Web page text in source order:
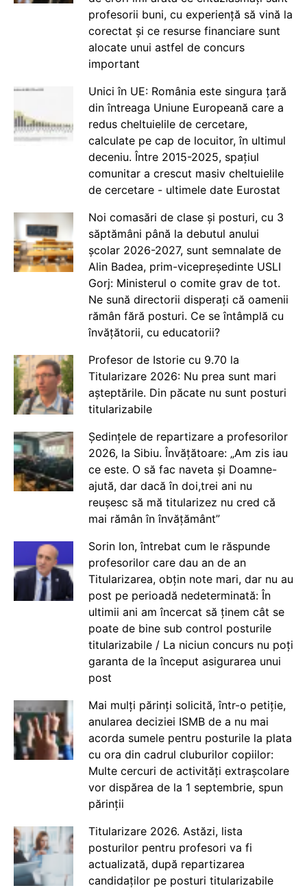
profesorii buni, cu experiență să vină la
corectat și ce resurse financiare sunt
alocate unui astfel de concurs
important
Unici în UE: România este singura țară
din întreaga Uniune Europeană care a
redus cheltuielile de cercetare,
calculate pe cap de locuitor, în ultimul
deceniu. Între 2015-2025, spațiul
comunitar a crescut masiv cheltuielile
de cercetare - ultimele date Eurostat
Noi comasări de clase și posturi, cu 3
săptămâni până la debutul anului
școlar 2026-2027, sunt semnalate de
Alin Badea, prim-vicepreședinte USLI
Gorj: Ministerul o comite grav de tot.
Ne sună directorii disperați că oamenii
rămân fără posturi. Ce se întâmplă cu
învățătorii, cu educatorii?
Profesor de Istorie cu 9.70 la
Titularizare 2026: Nu prea sunt mari
așteptările. Din păcate nu sunt posturi
titularizabile
Ședințele de repartizare a profesorilor
2026, la Sibiu. Învățătoare: „Am zis iau
ce este. O să fac naveta și Doamne-
ajută, dar dacă în doi,trei ani nu
reușesc să mă titularizez nu cred că
mai rămân în învățământ”
Sorin Ion, întrebat cum le răspunde
profesorilor care dau an de an
Titularizarea, obțin note mari, dar nu au
post pe perioadă nedeterminată: În
ultimii ani am încercat să ținem cât se
poate de bine sub control posturile
titularizabile / La niciun concurs nu poți
garanta de la început asigurarea unui
post
Mai mulți părinți solicită, într-o petiție,
anularea deciziei ISMB de a nu mai
acorda sumele pentru posturile la plata
cu ora din cadrul cluburilor copiilor:
Multe cercuri de activități extrașcolare
vor dispărea de la 1 septembrie, spun
părinții
Titularizare 2026. Astăzi, lista
posturilor pentru profesori va fi
actualizată, după repartizarea
candidaților pe posturi titularizabile